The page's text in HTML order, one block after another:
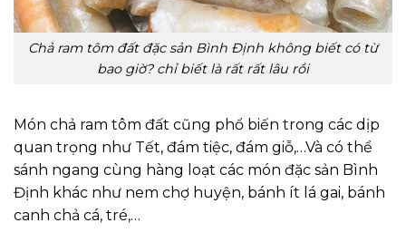
Chả ram tôm đất đặc sản Bình Định không biết có từ
bao giờ? chỉ biết là rất rất lâu rồi
Món chả ram tôm đất cũng phổ biến trong các dịp
quan trọng như Tết, đám tiệc, đám giỗ,…Và có thể
sánh ngang cùng hàng loạt các món đặc sản Bình
Định khác như nem chợ huyện, bánh ít lá gai, bánh
canh chả cá, tré,…